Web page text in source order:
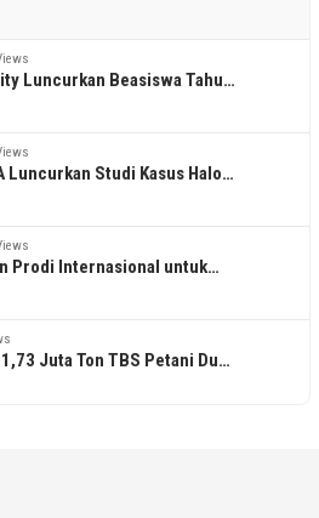
Luncurkan Beasiswa Tahu…
Luncurkan Studi Kasus Halo…
Prodi Internasional untuk…
Juta Ton TBS Petani Du…